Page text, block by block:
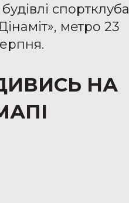
будівлі спортклуба
метро 23
НА